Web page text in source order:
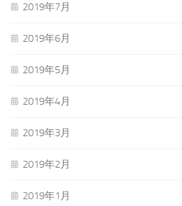
2019年7月
2019年6月
2019年5月
2019年4月
2019年3月
2019年2月
2019年1月